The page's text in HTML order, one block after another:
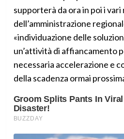
supporterà da ora in poi i vari
dell’amministrazione
«individuazione delle
un’attività di affiancamento
necessaria accelerazione e
della scadenza ormai